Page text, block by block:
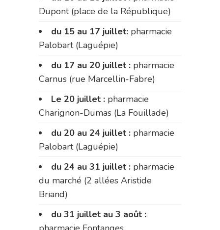
Dupont (place de la République)
du 15 au 17 juillet: pharmacie
Palobart (Laguépie)
du 17 au 20 juillet : pharmacie
Carnus (rue Marcellin-Fabre)
Le 20 juillet : pharmacie
Charignon-Dumas (La Fouillade)
du 20 au 24 juillet : pharmacie
Palobart (Laguépie)
du 24 au 31 juillet : pharmacie
du marché (2 allées Aristide
Briand)
du 31 juillet au 3 août :